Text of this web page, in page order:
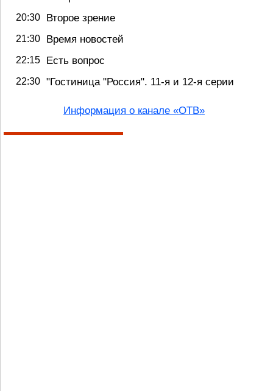
20:30 Второе зрение
21:30 Время новостей
22:15 Есть вопрос
22:30 "Гостиница "Россия". 11-я и 12-я серии
Информация о канале «ОТВ»